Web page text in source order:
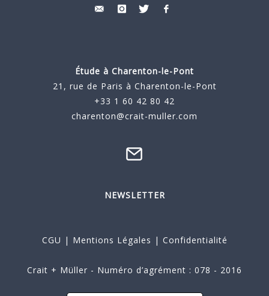
Étude à Charenton-le-Pont
21, rue de Paris à Charenton-le-Pont
+33 1 60 42 80 42
charenton@crait-muller.com
NEWSLETTER
CGU | Mentions Légales | Confidentialité
Crait + Müller - Numéro d’agrément : 078 - 2016